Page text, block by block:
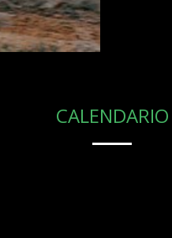
CALENDARIO